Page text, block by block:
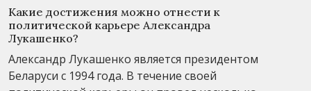
Какие достижения можно отнести к
политической карьере Александра
Лукашенко?
Александр Лукашенко является президентом
Беларуси с 1994 года. В течение своей